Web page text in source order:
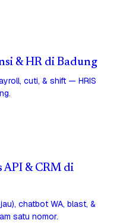
& HR di Badung
cuti, & shift — HRIS
API & CRM di
chatbot WA, blast, &
satu nomor.